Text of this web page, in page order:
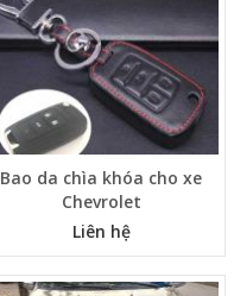
Bao da chìa khóa cho xe
Chevrolet
Liên hệ